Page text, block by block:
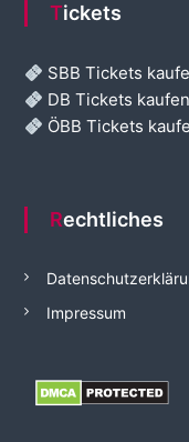
Tickets
SBB Tickets
DB Tickets kaufen
ÖBB Tickets
Rechtliches
Impressum